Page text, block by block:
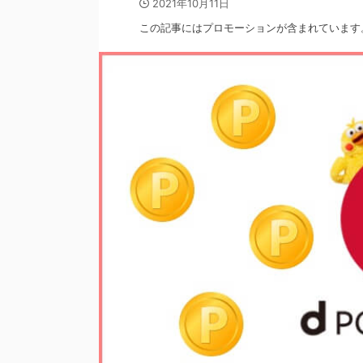
2021年10月11日
この記事にはプロモーションが含まれています